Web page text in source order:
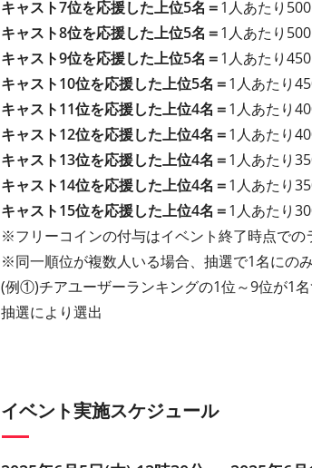
キャスト7位を応援した上位5名＝1人あたり
キャスト8位を応援した上位5名＝1人あたり
キャスト9位を応援した上位5名＝1人あたり
キャスト10位を応援した上位5名＝1人あたり
キャスト11位を応援した上位4名＝1人あたり
キャスト12位を応援した上位4名＝1人あたり
キャスト13位を応援した上位4名＝1人あたり
キャスト14位を応援した上位4名＝1人あたり
キャスト15位を応援した上位4名＝1人あたり
※フリーコインの付与はイベント終了時点での
※同一順位が複数人いる場合、抽選で1名にのみ
(例①)チアユーザーランキングの1位～9位が1
抽選により選出
イベント実施スケジュール